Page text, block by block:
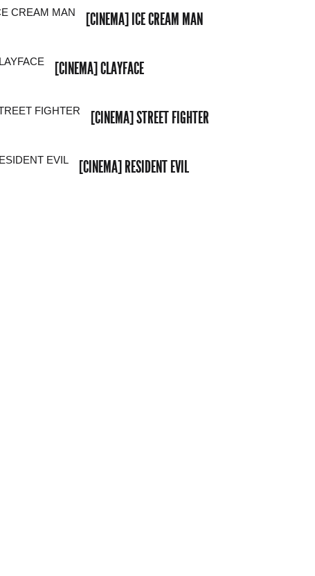
[CINEMA] ICE CREAM MAN
[CINEMA] CLAYFACE
[CINEMA] STREET FIGHTER
[CINEMA] RESIDENT EVIL